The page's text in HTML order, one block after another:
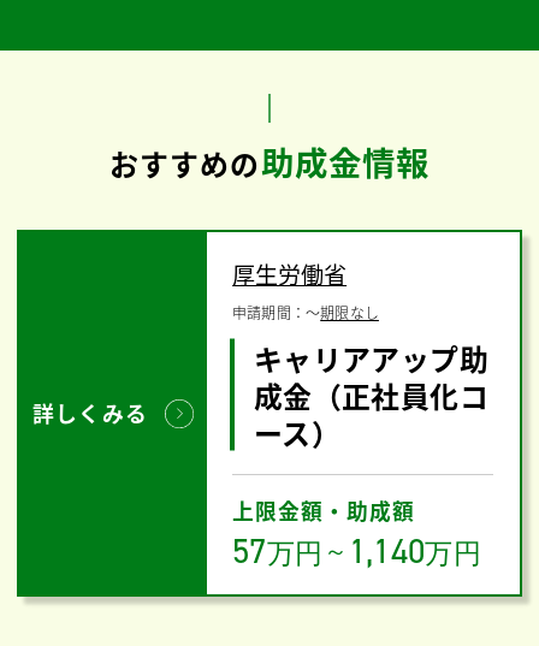
おすすめの助成金情報
詳しくみる
厚生労働省
申請期間：〜期限なし
キャリアアップ助
成金（正社員化コ
ース）
上限金額・助成額
57万円 ～ 1,140万円